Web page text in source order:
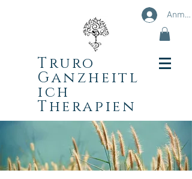
Truro
Ganzheitl
ich
Therapien